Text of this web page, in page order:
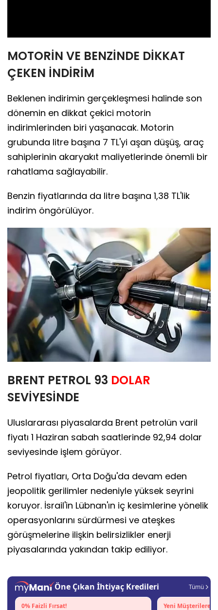
MOTORİN VE BENZİNDE DİKKAT
ÇEKEN İNDİRİM
Beklenen indirimin gerçekleşmesi halinde son
dönemin en dikkat çekici motorin
indirimlerinden biri yaşanacak. Motorin
grubunda litre başına 7 TL'yi aşan düşüş, araç
sahiplerinin akaryakıt maliyetlerinde önemli bir
rahatlama sağlayabilir.
Benzin fiyatlarında da litre başına 1,38 TL'lik
indirim öngörülüyor.
BRENT PETROL 93 DOLAR
SEVİYESİNDE
Uluslararası piyasalarda Brent petrolün varil
fiyatı 1 Haziran sabah saatlerinde 92,94 dolar
seviyesinde işlem görüyor.
Petrol fiyatları, Orta Doğu'da devam eden
jeopolitik gerilimler nedeniyle yüksek seyrini
koruyor. İsrail'in Lübnan'ın iç kesimlerine yönelik
operasyonlarını sürdürmesi ve ateşkes
görüşmelerine ilişkin belirsizlikler enerji
piyasalarında yakından takip ediliyor.